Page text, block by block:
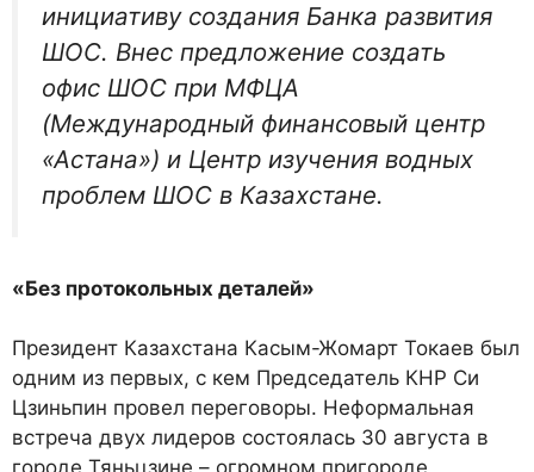
инициативу создания Банка развития
ШОС. Внес предложение создать
офис ШОС при МФЦА
(Международный финансовый центр
«Астана») и Центр изучения водных
проблем ШОС в Казахстане.
«Без протокольных деталей»
Президент Казахстана Касым-Жомарт Токаев был
одним из первых, с кем Председатель КНР Си
Цзиньпин провел переговоры. Неформальная
встреча двух лидеров состоялась 30 августа в